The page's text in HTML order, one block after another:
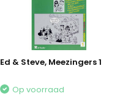
Ed & Steve, Meezingers 1
Op voorraad